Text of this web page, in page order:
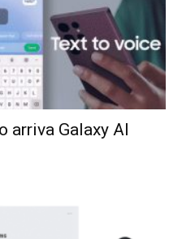
arriva Galaxy AI